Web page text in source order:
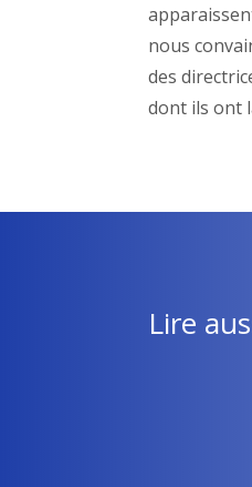
nous
des
dont ils ont
Lire